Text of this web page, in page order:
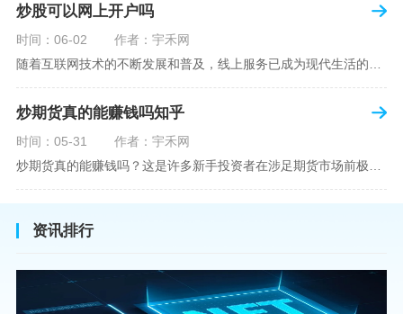
炒股可以网上开户吗
时间：06-02
作者：宇禾网
炒期货真的能赚钱吗知乎
时间：05-31
作者：宇禾网
资讯排行